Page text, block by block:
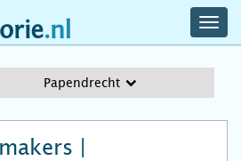
Papendrecht
|